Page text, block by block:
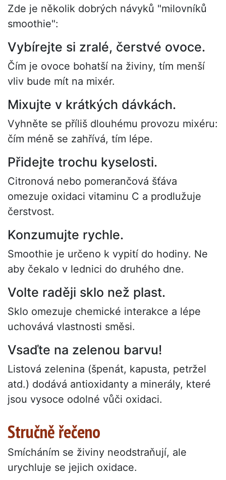
Zde je několik dobrých návyků "milovníků
smoothie":
Vybírejte si zralé, čerstvé ovoce.
Čím je ovoce bohatší na živiny, tím menší
vliv bude mít na mixér.
Mixujte v krátkých dávkách.
Vyhněte se příliš dlouhému provozu mixéru:
čím méně se zahřívá, tím lépe.
Přidejte trochu kyselosti.
Citronová nebo pomerančová šťáva
omezuje oxidaci vitaminu C a prodlužuje
čerstvost.
Konzumujte rychle.
Smoothie je určeno k vypití do hodiny. Ne
aby čekalo v lednici do druhého dne.
Volte raději sklo než plast.
Sklo omezuje chemické interakce a lépe
uchovává vlastnosti směsi.
Vsaďte na zelenou barvu!
Listová zelenina (špenát, kapusta, petržel
atd.) dodává antioxidanty a minerály, které
jsou vysoce odolné vůči oxidaci.
Stručně řečeno
Smícháním se živiny neodstraňují, ale
urychluje se jejich oxidace.